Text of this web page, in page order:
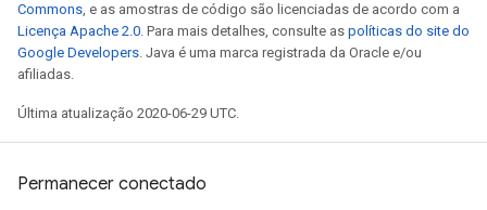
Commons, e as amostras de código são licenciadas de acordo com a
Licença Apache 2.0. Para mais detalhes, consulte as políticas do site do
Google Developers. Java é uma marca registrada da Oracle e/ou
afiliadas.
Última atualização 2020-06-29 UTC.
Permanecer conectado